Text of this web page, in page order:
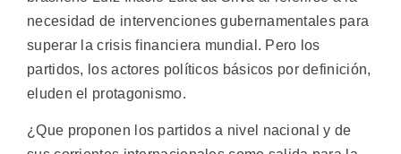
necesidad de intervenciones gubernamentales para
superar la crisis financiera mundial. Pero los
partidos, los actores políticos básicos por definición,
eluden el protagonismo.
¿Que proponen los partidos a nivel nacional y de